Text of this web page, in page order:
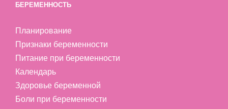
БЕРЕМЕННОСТЬ
Планирование
Признаки беременности
Питание при беременности
Календарь
Здоровье беременной
Боли при беременности